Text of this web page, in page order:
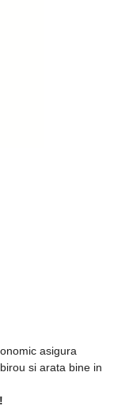
asigura
si arata bine in